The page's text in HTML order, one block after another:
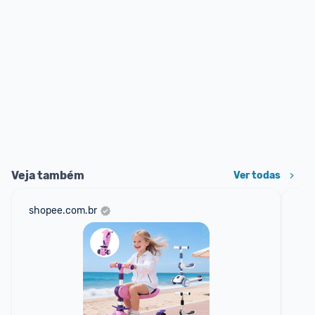
Veja também Ver todas
shopee.com.br